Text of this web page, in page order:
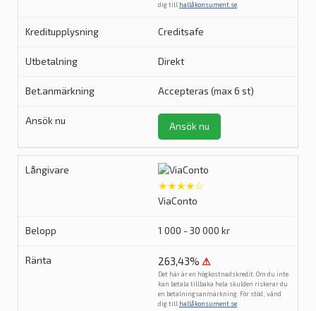
dig till hallåkonsument.se
Creditsafe
Direkt
Accepteras (max 6 st)
Ansök nu
★★★★☆
ViaConto
1 000 - 30 000 kr
263,43% ⚠
Det här är en högkostnadskredit. Om du inte
kan betala tillbaka hela skulden riskerar du
en betalningsanmärkning. För stöd, vänd
dig till hallåkonsument.se